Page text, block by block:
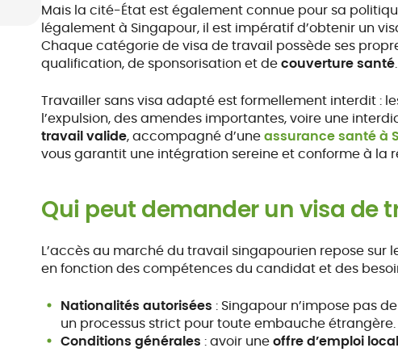
Mais la cité-État est également connue pour sa
légalement à Singapour, il est impératif d’obtenir un
Chaque catégorie de visa de travail possède ses
qualification, de sponsorisation et decouverture santé.
Travailler sans visa adapté est formellement interdit :
l’expulsion, des amendes importantes, voire une
travail valide, accompagné d’uneassurance santé à
vous garantit une intégration sereine et conforme à la
Qui peut demander un visa de
L’accès au marché du travail singapourien repose sur
en fonction des compétences du candidat et des
Nationalités autorisées : Singapour n’impose pas
un processus strict pour toute embauche étrangère.
Conditions générales : avoir uneoffre d’emploi